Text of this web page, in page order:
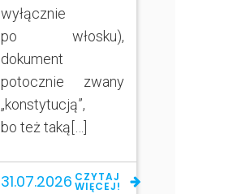
wyłącznie
po włosku),
dokument
potocznie zwany
„konstytucją”,
bo też taką[…]
31.07.2026 CZYTAJ
WIĘCEJ!